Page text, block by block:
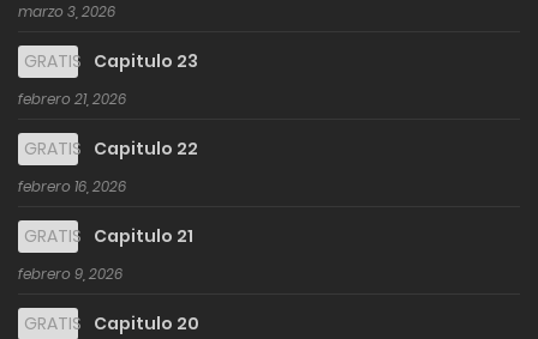
marzo 3, 2026
GRATIS Capitulo 23
febrero 21, 2026
GRATIS Capitulo 22
febrero 16, 2026
GRATIS Capitulo 21
febrero 9, 2026
GRATIS Capitulo 20